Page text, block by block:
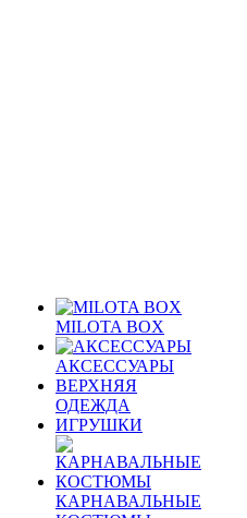
MILOTA BOX
АКСЕССУАРЫ
ВЕРХНЯЯ
ОДЕЖДА
ИГРУШКИ
КАРНАВАЛЬНЫЕ